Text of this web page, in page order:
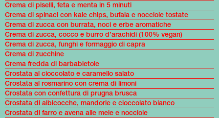
Crema di piselli, feta e menta in 5 minuti
Crema di spinaci con kale chips, bufala e nocciole tostate
Crema di zucca con burrata, noci e erbe aromatiche
Crema di zucca, cocco e burro d’arachidi (100% vegan)
Crema di zucca, funghi e formaggio di capra
Crema di zucchine
Crema fredda di barbabietole
Crostata al cioccolato e caramello salato
Crostata al rosmarino con crema di limoni
Crostata con confettura di prugna brusca
Crostata di albicocche, mandorle e cioccolato bianco
Crostata di farro e avena alle mele e nocciole